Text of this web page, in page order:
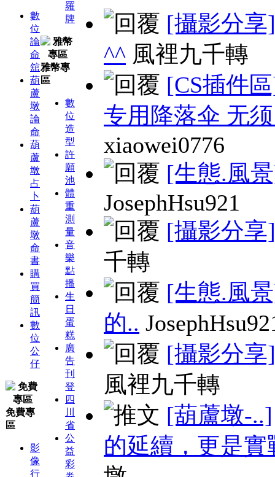
數
位
論
命
舘
葫
蘆
墩
論
命
葫
蘆
墩
占
卜
葫
蘆
墩
命
書
購
買
簡
訊
數
位
公
仔
免費專
區
影
像
行
羅
牌
雅幣專
區
數
位
造
型
許
願
池
體
重
測
量
音
樂
點
播
生
日
蛋
糕
廣
告
刊
登
四
川
省
公
益
彩
[攝影分享]
^^ 風裡九千轉
[CS插件
专用降落伞 无
xiaowei0776
[生態.風
JosephHsu921
[攝影分享]
千轉
[生態.風
的..
[攝影分享]
風裡九千轉
[葫蘆墩-..]
的延續，更是實